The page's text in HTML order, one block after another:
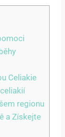
Celiakie
regionu
a Získejte